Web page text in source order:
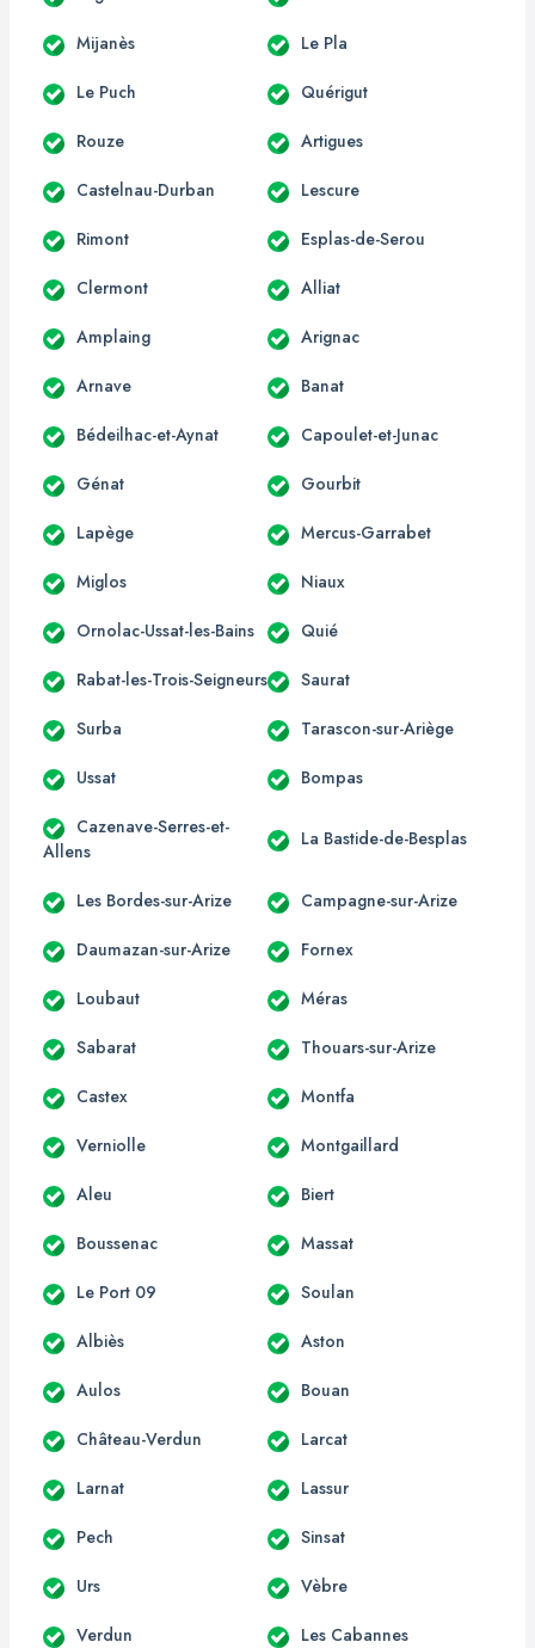
Mijanès Le Pla
Le Puch Quérigut
Rouze Artigues
Castelnau-Durban Lescure
Rimont Esplas-de-Serou
Clermont Alliat
Amplaing Arignac
Arnave Banat
Bédeilhac-et-Aynat Capoulet-et-Junac
Génat Gourbit
Lapège Mercus-Garrabet
Miglos Niaux
Ornolac-Ussat-les-Bains Quié
Rabat-les-Trois-Seigneurs Saurat
Surba Tarascon-sur-Ariège
Ussat Bompas
Cazenave-Serres-et-
Allens
La Bastide-de-Besplas
Les Bordes-sur-Arize Campagne-sur-Arize
Daumazan-sur-Arize Fornex
Loubaut Méras
Sabarat Thouars-sur-Arize
Castex Montfa
Verniolle Montgaillard
Aleu Biert
Boussenac Massat
Le Port 09 Soulan
Albiès Aston
Aulos Bouan
Château-Verdun Larcat
Larnat Lassur
Pech Sinsat
Urs Vèbre
Verdun Les Cabannes